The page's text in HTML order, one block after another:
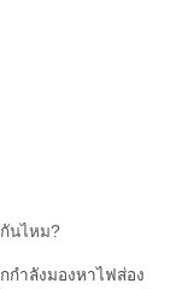
นไหม?
กำลังมองหาไฟส่อง